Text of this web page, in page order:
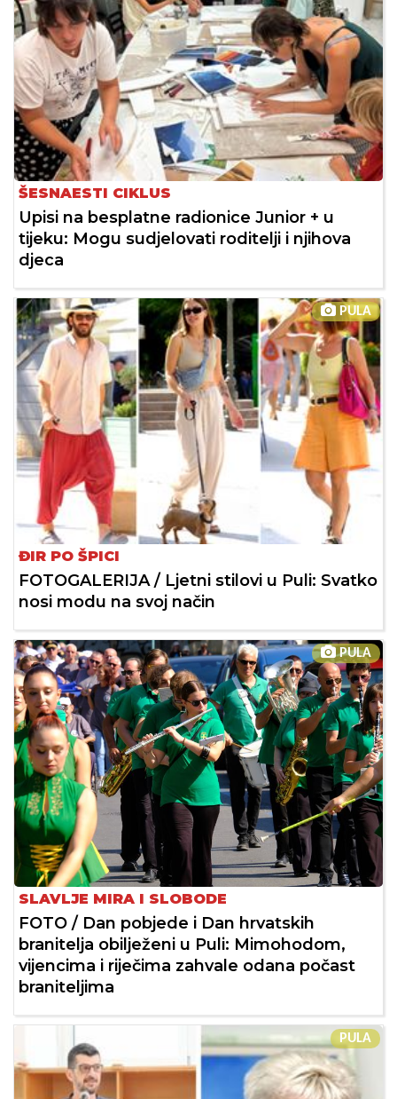
ŠESNAESTI CIKLUS
Upisi na besplatne radionice Junior + u
tijeku: Mogu sudjelovati roditelji i njihova
djeca
PULA
ĐIR PO ŠPICI
FOTOGALERIJA / Ljetni stilovi u Puli: Svatko
nosi modu na svoj način
PULA
SLAVLJE MIRA I SLOBODE
FOTO / Dan pobjede i Dan hrvatskih
branitelja obilježeni u Puli: Mimohodom,
vijencima i riječima zahvale odana počast
braniteljima
PULA